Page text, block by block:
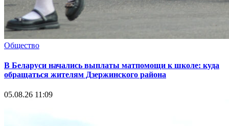
Общество
В Беларуси начались выплаты матпомощи к школе: куда
обращаться жителям Дзержинского района
05.08.26 11:09